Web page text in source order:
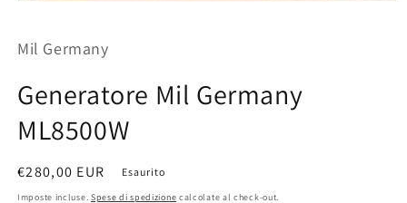
1
modale
Mil Germany
Generatore Mil Germany
ML8500W
Prezzo
di
€280,00 EUR Esaurito
Imposte incluse. Spese di spedizione calcolate al check-out.